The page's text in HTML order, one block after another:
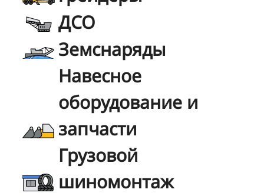
ДСО
Земснаряды
Навесное
оборудование и
запчасти
Грузовой
шиномонтаж